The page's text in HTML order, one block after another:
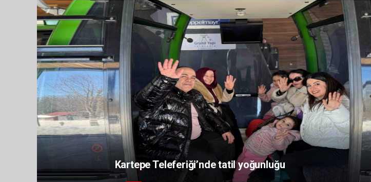
Kartepe Teleferiği’nde tatil yoğunluğu